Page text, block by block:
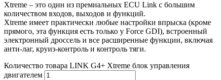
Xtreme – это один из премиальных ECU Link с большим
количеством входов, выходов и функций.
Xtreme имеет практически любые настройки впрыска (кроме
прямого, эта функция есть только у Force GDI), встроенный
электронный дроссель и все расширенные функции, включая
анти-лаг, круиз-контроль и контроль тяги.
Количество товара LINK G4+ Xtreme блок управления
двигателем